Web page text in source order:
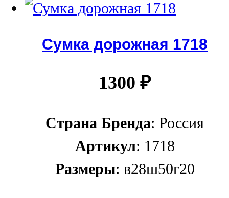
Сумка дорожная 1718
1300 ₽
Страна Бренда: Россия
Артикул: 1718
Размеры: в28ш50г20